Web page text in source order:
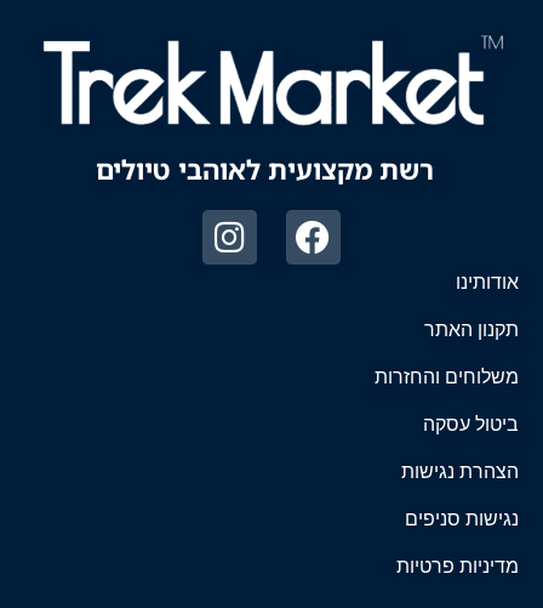
רשת מקצועית לאוהבי טיולים
אודותינו
תקנון האתר
משלוחים והחזרות
ביטול עסקה
הצהרת נגישות
נגישות סניפים
מדיניות פרטיות